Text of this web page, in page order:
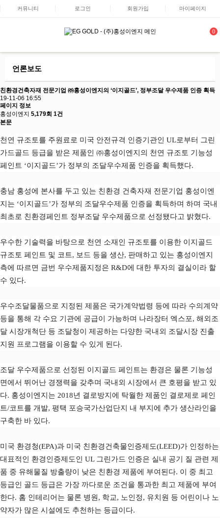
커뮤니티 로그인 회원가입 마이페이지
0
언론보도
친환경건축자재 전문기업 ㈜홍성이엔지의 ‘이지골드’, 정부조달 우수제품 인증 획득
19-11-06 16:55
페이지 정보
홍성이엔지 5,179회 1건
본문
천연 규조토를 주원료로 미국 안전규격 인증기관인 UL로부터 그린
가드골드 등급을 받은 제품인 ㈜홍성이엔지의 천연 규조토 기능성
페인트 ‘이지골드’가 정부의 조달우수제품 인증을 획득했다.
충남 홍성에 본사를 두고 있는 친환경 건축자재 전문기업 홍성이엔
지는 ‘이지골드’가 정부의 조달우수제품 인증을 획득하며 하며 국내
최초로 친환경페인트 정부조달 우수제품으로 선정됐다고 밝혔다.
우수한 기술력을 바탕으로 천연 소재인 규조토를 이용한 이지골드
규조토 페인트 및 코트, 보드 등을 생산, 판매하고 있는 홍성이엔지
측에 따르면 금번 우수제품지정은 R&D에 대한 투자의 결실이라 할
수 있다.
우수조달물품으로 지정된 제품은 국가계약법령 등에 따라 수의계약
등을 통해 각 수요 기관에 공급이 가능하며 나라장터 엑스포, 해외조
달 시장개척단 등 조달청이 제공하는 다양한 국내외 조달시장 진출
지원 프로그램을 이용할 수 있게 된다.
조달 우수제품으로 선정된 이지골드 페인트는 환경은 물론 기능성
면에서 뛰어난 경쟁력을 갖추며 국내외 시장에서 큰 호평을 받고 있
다. 홍성이엔지는 2018년 결로방지에 탁월한 제품인 결로제로 페인
트/코트를 개발, 평택 포승국가산업단지 내 부지에 추가 생산라인을
구축한 바 있다.
미국 환경청(EPA)과 미국 친환경건축물인증제도(LEED)가 인정하는
대표적인 환경인증제도인 UL 그린가드 인증은 실내 공기 질 관련 제
품 중 유해물질 방출량이 낮은 친환경 제품에 부여된다. 이 중 최고
등급인 골드 등급은 가장 까다로운 조건을 통과한 최고 제품에 부여
한다. 홈 인테리어는 물론 병원, 학교, 노인정, 유치원 등 어린이나 노
약자가 많은 시설에도 추천하는 등급이다.